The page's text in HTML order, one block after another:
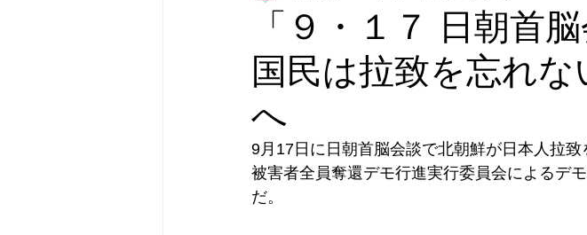
「９・１７ 日朝首
国民は拉致を忘れ
へ
9月17日に日朝首脳会談で北朝鮮が日本人拉
被害者全員奪還デモ行進実行委員会によるデ
だ。